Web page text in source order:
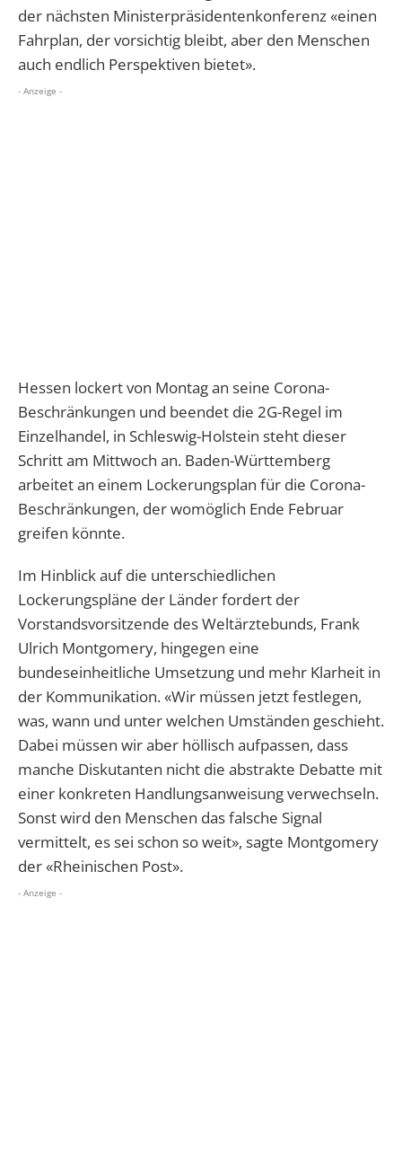
der nächsten Ministerpräsidentenkonferenz «einen
Fahrplan, der vorsichtig bleibt, aber den Menschen
auch endlich Perspektiven bietet».
- Anzeige -
Hessen lockert von Montag an seine Corona-
Beschränkungen und beendet die 2G-Regel im
Einzelhandel, in Schleswig-Holstein steht dieser
Schritt am Mittwoch an. Baden-Württemberg
arbeitet an einem Lockerungsplan für die Corona-
Beschränkungen, der womöglich Ende Februar
greifen könnte.
Im Hinblick auf die unterschiedlichen
Lockerungspläne der Länder fordert der
Vorstandsvorsitzende des Weltärztebunds, Frank
Ulrich Montgomery, hingegen eine
bundeseinheitliche Umsetzung und mehr Klarheit in
der Kommunikation. «Wir müssen jetzt festlegen,
was, wann und unter welchen Umständen geschieht.
Dabei müssen wir aber höllisch aufpassen, dass
manche Diskutanten nicht die abstrakte Debatte mit
einer konkreten Handlungsanweisung verwechseln.
Sonst wird den Menschen das falsche Signal
vermittelt, es sei schon so weit», sagte Montgomery
der «Rheinischen Post».
- Anzeige -